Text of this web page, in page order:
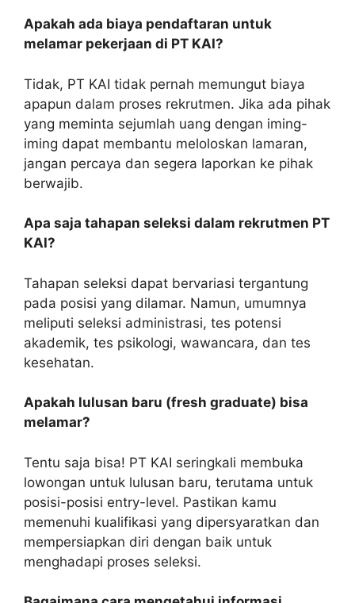
Apakah ada biaya pendaftaran untuk
melamar pekerjaan di PT KAI?
Tidak, PT KAI tidak pernah memungut biaya
apapun dalam proses rekrutmen. Jika ada pihak
yang meminta sejumlah uang dengan iming-
iming dapat membantu meloloskan lamaran,
jangan percaya dan segera laporkan ke pihak
berwajib.
Apa saja tahapan seleksi dalam rekrutmen PT
KAI?
Tahapan seleksi dapat bervariasi tergantung
pada posisi yang dilamar. Namun, umumnya
meliputi seleksi administrasi, tes potensi
akademik, tes psikologi, wawancara, dan tes
kesehatan.
Apakah lulusan baru (fresh graduate) bisa
melamar?
Tentu saja bisa! PT KAI seringkali membuka
lowongan untuk lulusan baru, terutama untuk
posisi-posisi entry-level. Pastikan kamu
memenuhi kualifikasi yang dipersyaratkan dan
mempersiapkan diri dengan baik untuk
menghadapi proses seleksi.